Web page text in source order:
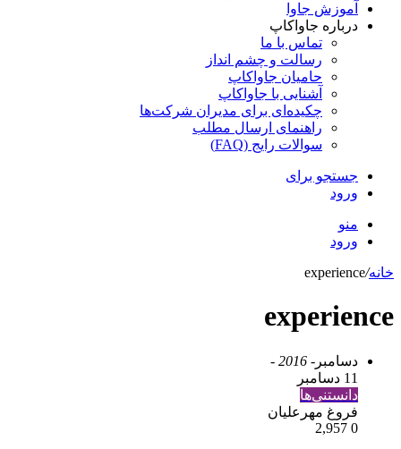
آموزش جاوا
درباره جاواکاپ
تماس با ما
رسالت و چشم انداز
حامیان جاواکاپ
آشنایی با جاواکاپ
چکیده‌ای برای مدیران شرکت‌ها
راهنمای ارسال مطلب
سوالات رایج (FAQ)
جستجو برای
ورود
منو
ورود
خانه/
experience
experience
دسامبر - 2016 -
11 دسامبر
دانستنی‌ها
فروغ مهرعلیان
0